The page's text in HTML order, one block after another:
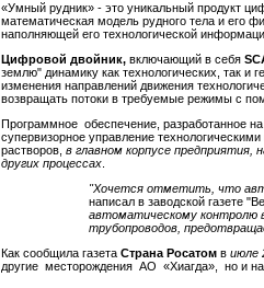
«Умный рудник» - это уникальный продукт
математическая модель рудного тела и его
наполняющей его технологической
Цифровой двойник, включающий в себя
землю" динамику как технологических, так
изменения направлений движения
возвращать потоки в требуемые режимы с
Программное обеспечение, разработанное
супервизорное управление
растворов, в главном корпусе предприятия,
других процессах
"Хочется отметить, что
написал в заводской газете
автоматическому контролю
трубопроводов,
Как сообщила газета Страна Росатом в июле
другие месторождения АО «Хиагда», но и